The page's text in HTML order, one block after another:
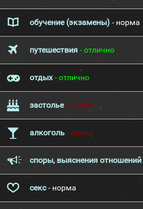
обучение (экзамены) - норма
путешествия - отлично
отдых- отлично
застолье- плохо
алкоголь - плохо
споры, выяснения отношений
секс- норма